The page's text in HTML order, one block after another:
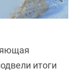
итоги